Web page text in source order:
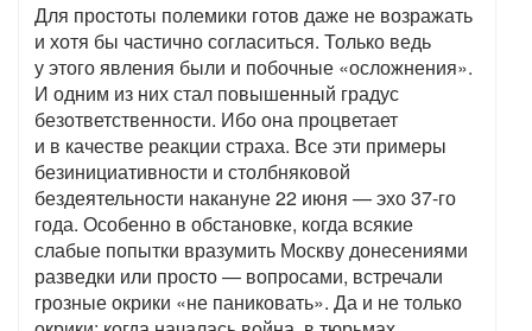
Для простоты полемики готов даже не возражать
и хотя бы частично согласиться. Только ведь
у этого явления были и побочные «осложнения».
И одним из них стал повышенный градус
безответственности. Ибо она процветает
и в качестве реакции страха. Все эти примеры
безинициативности и столбняковой
бездеятельности накануне 22 июня — эхо 37-го
года. Особенно в обстановке, когда всякие
слабые попытки вразумить Москву донесениями
разведки или просто — вопросами, встречали
грозные окрики «не паниковать». Да и не только